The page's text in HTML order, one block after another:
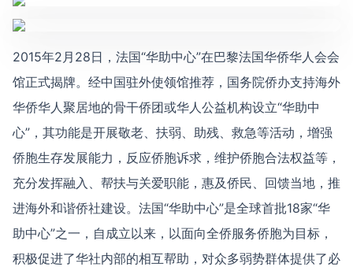
2015年2月28日，法国“华助中心”在巴黎法国华侨华人会会
馆正式揭牌。经中国驻外使领馆推荐，国务院侨办支持海外
华侨华人聚居地的骨干侨团或华人公益机构设立“华助中
心”，其功能是开展敬老、扶弱、助残、救急等活动，增强
侨胞生存发展能力，反应侨胞诉求，维护侨胞合法权益等，
充分发挥融入、帮扶与关爱职能，惠及侨民、回馈当地，推
进海外和谐侨社建设。法国“华助中心”是全球首批18家“华
助中心”之一，自成立以来，以面向全侨服务侨胞为目标，
积极促进了华社内部的相互帮助，对众多弱势群体提供了必